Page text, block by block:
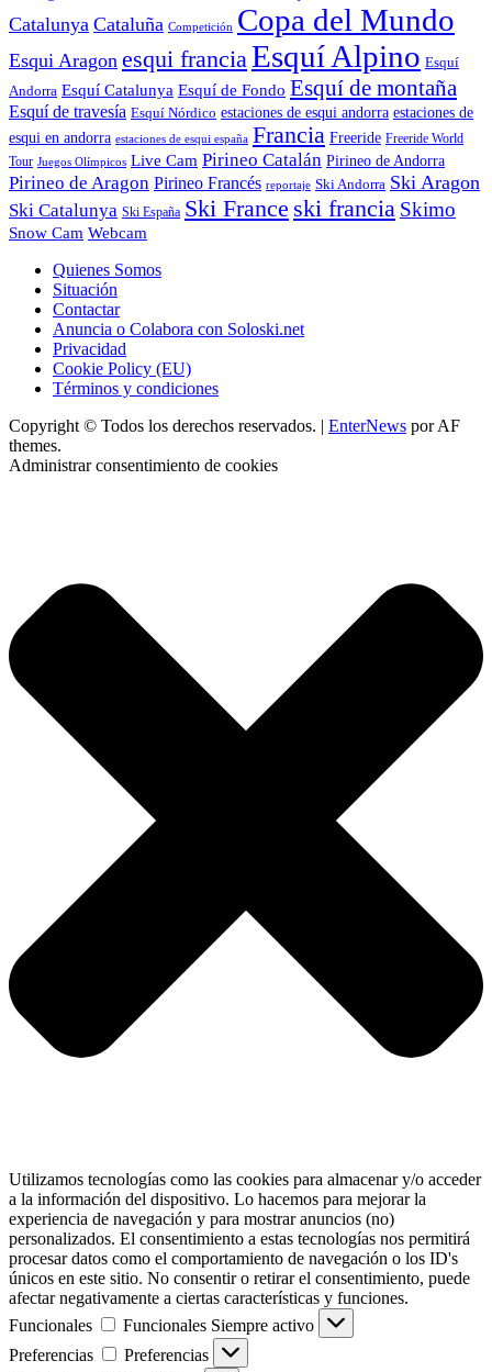
Catalunya Cataluña Competición Copa del Mundo
Esqui Aragon esqui francia Esquí Alpino Esquí
Andorra Esquí Catalunya Esquí de Fondo Esquí de montaña
Esquí de travesía Esquí Nórdico estaciones de esqui andorra estaciones de
esqui en andorra estaciones de esqui españa Francia Freeride Freeride World
Tour Juegos Olímpicos Live Cam Pirineo Catalán Pirineo de Andorra
Pirineo de Aragon Pirineo Francés reportaje Ski Andorra Ski Aragon
Ski Catalunya Ski España Ski France ski francia Skimo
Snow Cam Webcam
Quienes Somos
Situación
Contactar
Anuncia o Colabora con Soloski.net
Privacidad
Cookie Policy (EU)
Términos y condiciones
Copyright © Todos los derechos reservados. | EnterNews por AF
themes.
Administrar consentimiento de cookies
Utilizamos tecnologías como las cookies para almacenar y/o acceder
a la información del dispositivo. Lo hacemos para mejorar la
experiencia de navegación y para mostrar anuncios (no)
personalizados. El consentimiento a estas tecnologías nos permitirá
procesar datos como el comportamiento de navegación o los ID's
únicos en este sitio. No consentir o retirar el consentimiento, puede
afectar negativamente a ciertas características y funciones.
Funcionales
Funcionales Siempre activo
Preferencias
Preferencias